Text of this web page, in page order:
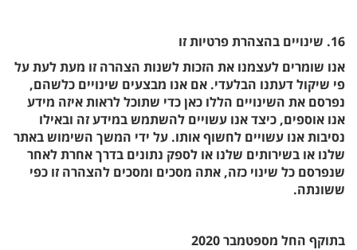
16. שינויים בהצהרת פרטיות זו
אנו שומרים לעצמנו את הזכות לשנות הצהרה זו מעת לעת על
פי שיקול דעתנו הבלעדי. אם אנו מבצעים שינויים כלשהם,
נפרסם את השינויים הללו כאן כדי שתוכל לראות איזה מידע
אנו אוספים, כיצד אנו עשויים להשתמש במידע זה ובאילו
נסיבות אנו עשויים לחשוף אותו. על ידי המשך השימוש באתר
שלנו או בשירותים שלנו או לספק נתונים בדרך אחרת לאחר
שנפרסם כל שינוי כזה, אתה מסכים ומסכים להצהרה זו כפי
ששונתה.
בתוקף החל מספטמבר 2020